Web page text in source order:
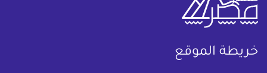
خريطة الموقع